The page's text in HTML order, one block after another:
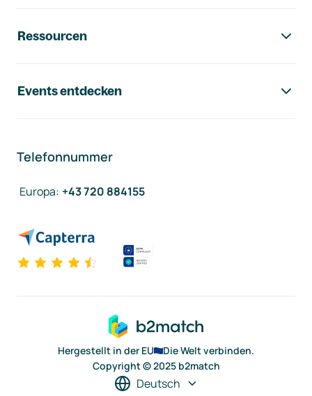
Ressourcen
Events entdecken
Telefonnummer
Europa: +43 720 884155
Hergestellt in der EU
Die Welt verbinden.
Copyright © 2025 b2match
Deutsch